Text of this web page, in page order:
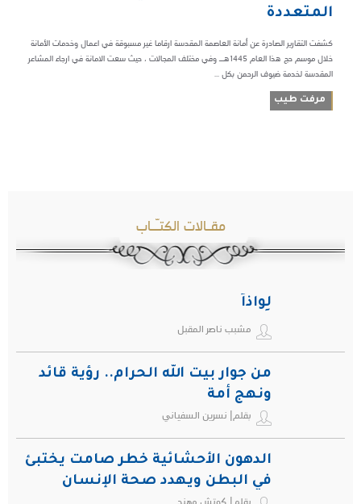
المتعددة
كشفت التقارير الصادرة عن أمانة العاصمة المقدسة ارقاما غير مسبوقة في اعمال وخدمات الأمانة
خلال موسم حج هذا العام 1445هــ وفي مختلف المجالات ، حيث سعت الامانة في ارجاء المشاعر
المقدسة لخدمة ضيوف الرحمن بكل ...
مرفت طيب
مقـالات الكتـّـاب
لِواذاً
مشبب ناصر المقبل
من جوار بيت الله الحرام.. رؤية قائد
ونهج أمة
بقلم| نسرين السفياني
الدهون الأحشائية خطر صامت يختبئ
في البطن ويهدد صحة الإنسان
بقلم| كوتش مهند